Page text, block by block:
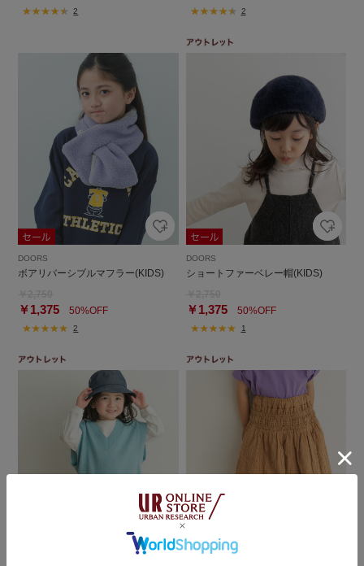
2 2
DOORS
ボアリバーシブルマフラー(KIDS)
￥1,375 50%OFF
2
DOORS
ショートファーベレー帽(KIDS)
￥1,37550%OFF
1